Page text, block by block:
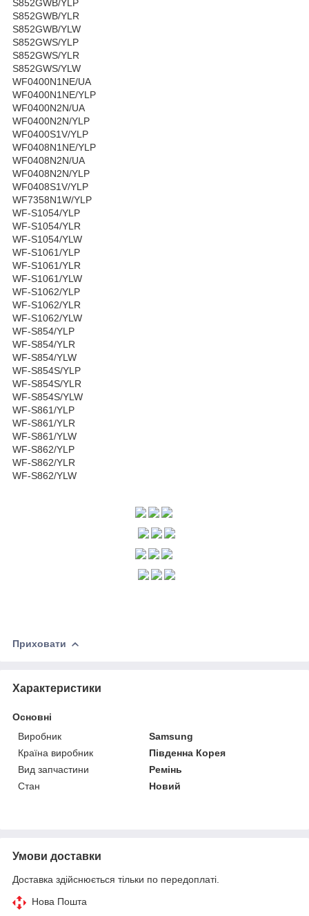
S852GWB/YLP
S852GWB/YLR
S852GWB/YLW
S852GWS/YLP
S852GWS/YLR
S852GWS/YLW
WF0400N1NE/UA
WF0400N1NE/YLP
WF0400N2N/UA
WF0400N2N/YLP
WF0400S1V/YLP
WF0408N1NE/YLP
WF0408N2N/UA
WF0408N2N/YLP
WF0408S1V/YLP
WF7358N1W/YLP
WF-S1054/YLP
WF-S1054/YLR
WF-S1054/YLW
WF-S1061/YLP
WF-S1061/YLR
WF-S1061/YLW
WF-S1062/YLP
WF-S1062/YLR
WF-S1062/YLW
WF-S854/YLP
WF-S854/YLR
WF-S854/YLW
WF-S854S/YLP
WF-S854S/YLR
WF-S854S/YLW
WF-S861/YLP
WF-S861/YLR
WF-S861/YLW
WF-S862/YLP
WF-S862/YLR
WF-S862/YLW
Приховати
Характеристики
Основні
Виробник
Samsung
Країна виробник
Південна Корея
Вид запчастини
Ремінь
Стан
Новий
Умови доставки
Доставка здійснюється тільки по передоплаті.
Нова Пошта